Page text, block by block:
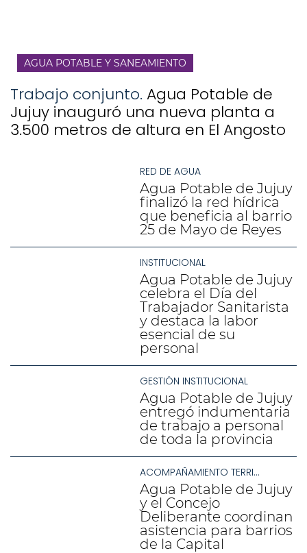
AGUA POTABLE Y SANEAMIENTO
Trabajo conjunto. Agua Potable de
Jujuy inauguró una nueva planta a
3.500 metros de altura en El Angosto
RED DE AGUA
Agua Potable de Jujuy
finalizó la red hídrica
que beneficia al barrio
25 de Mayo de Reyes
INSTITUCIONAL
Agua Potable de Jujuy
celebra el Día del
Trabajador Sanitarista
y destaca la labor
esencial de su
personal
GESTIÓN INSTITUCIONAL
Agua Potable de Jujuy
entregó indumentaria
de trabajo a personal
de toda la provincia
ACOMPAÑAMIENTO TERRITORIAL
Agua Potable de Jujuy
y el Concejo
Deliberante coordinan
asistencia para barrios
de la Capital